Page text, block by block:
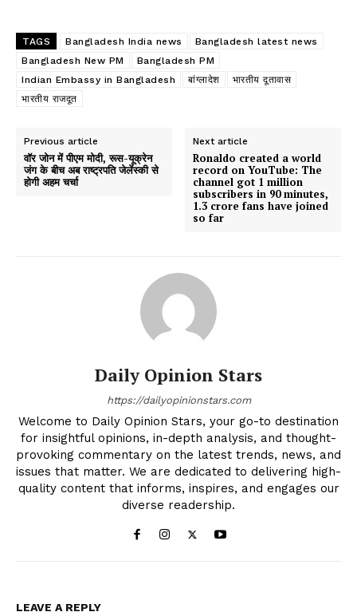
TAGS Bangladesh India news
Bangladesh latest news
Bangladesh New PM
Bangladesh PM
Indian Embassy in Bangladesh
बांग्लादेश
भारतीय दूतावास
भारतीय राजदूत
Previous article
वॉर जोन में पीएम मोदी, रूस-यूक्रेन
जंग के बीच अब राष्ट्रपति जेलेंस्की से
होगी अहम चर्चा
Next article
Ronaldo created a world
record on YouTube: The
channel got 1 million
subscribers in 90 minutes,
1.3 crore fans have joined
so far
Daily Opinion Stars
https://dailyopinionstars.com
Welcome to Daily Opinion Stars, your go-to destination
for insightful opinions, in-depth analysis, and thought-
provoking commentary on the latest trends, news, and
issues that matter. We are dedicated to delivering high-
quality content that informs, inspires, and engages our
diverse readership.
LEAVE A REPLY